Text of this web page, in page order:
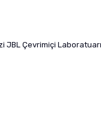
JBL Çevrimiçi